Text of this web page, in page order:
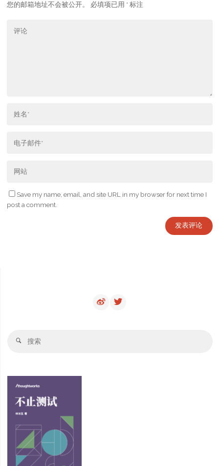
您的邮箱地址不会被公开。 必填项已用 * 标注
Save my name, email, and site URL in my browser for next time I
post a comment.
搜